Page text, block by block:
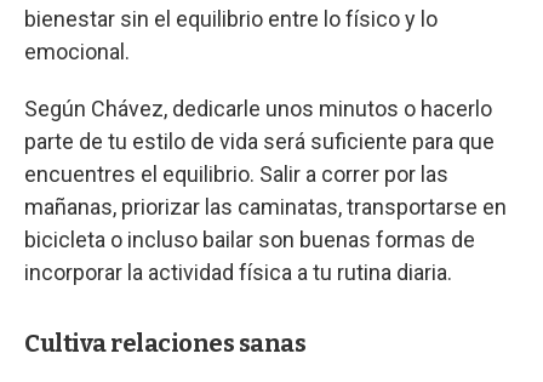
bienestar sin el equilibrio entre lo físico y lo
emocional.
Según Chávez, dedicarle unos minutos o hacerlo
parte de tu estilo de vida será suficiente para que
encuentres el equilibrio. Salir a correr por las
mañanas, priorizar las caminatas, transportarse en
bicicleta o incluso bailar son buenas formas de
incorporar la actividad física a tu rutina diaria.
Cultiva relaciones sanas